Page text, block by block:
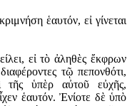
ἑαυτόν, εἰ γίνεται
εἰ τὸ ἀληθὲς ἔκφρων
τῷ πεπονθότι,
τῆς ὑπὲρ αὐτοῦ εὐχῆς,
ἑαυτόν. Ἐνίοτε δὲ ὑπὸ